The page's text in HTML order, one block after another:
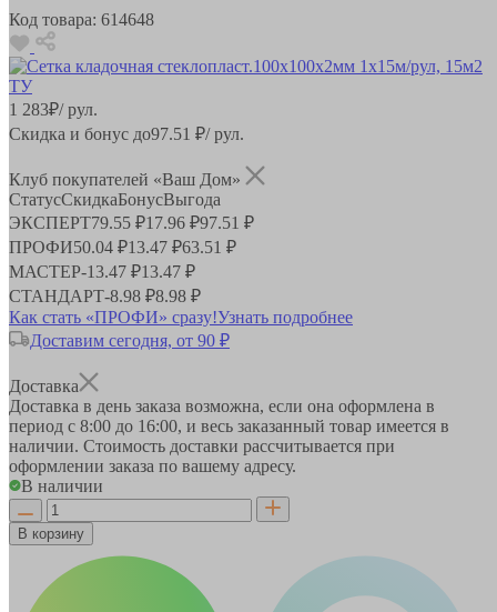
Код товара: 614648
1 283₽/ рул.
Скидка и бонус до97.51 ₽/ рул.
Клуб покупателей «Ваш Дом»
СтатусСкидкаБонусВыгода
ЭКСПЕРТ79.55 ₽17.96 ₽97.51 ₽
ПРОФИ50.04 ₽13.47 ₽63.51 ₽
МАСТЕР-13.47 ₽13.47 ₽
СТАНДАРТ-8.98 ₽8.98 ₽
Как стать «ПРОФИ» сразу!Узнать подробнее
Доставим сегодня, от 90 ₽
Доставка
Доставка в день заказа возможна, если она оформлена в
период с 8:00 до 16:00, и весь заказанный товар имеется в
наличии. Стоимость доставки рассчитывается при
оформлении заказа по вашему адресу.
В наличии
В корзину